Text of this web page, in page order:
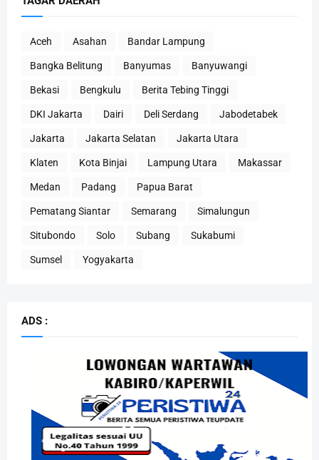
Aceh Asahan Bandar Lampung
Bangka Belitung Banyumas Banyuwangi
Bekasi Bengkulu Berita Tebing Tinggi
DKI Jakarta Dairi Deli Serdang Jabodetabek
Jakarta Jakarta Selatan Jakarta Utara
Klaten Kota Binjai Lampung Utara Makassar
Medan Padang Papua Barat
Pematang Siantar Semarang Simalungun
Situbondo Solo Subang Sukabumi
Sumsel Yogyakarta
ADS :